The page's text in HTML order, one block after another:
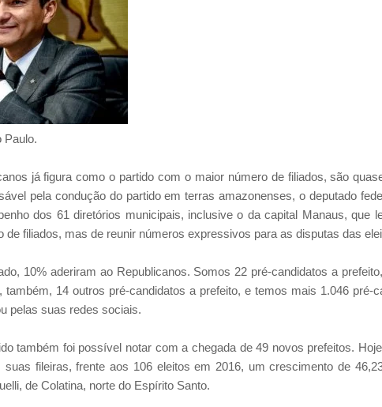
Paulo.
já figura como o partido com o maior número de filiados, são
pela condução do partido em terras amazonenses, o deputado
dos 61 diretórios municipais, inclusive o da capital Manaus, que
de filiados, mas de reunir números expressivos para as disputas das
10% aderiram ao Republicanos. Somos 22 pré-candidatos a
também, 14 outros pré-candidatos a prefeito, e temos mais 1.046 pré-
pelas suas redes sociais.
também foi possível notar com a chegada de 49 novos prefeitos.
suas fileiras, frente aos 106 eleitos em 2016, um crescimento de
de Colatina, norte do Espírito Santo.